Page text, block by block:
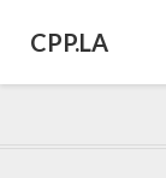
CPP.LA